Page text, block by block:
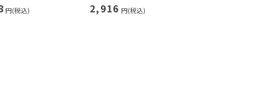
円(税込) 2,916 円(税込)